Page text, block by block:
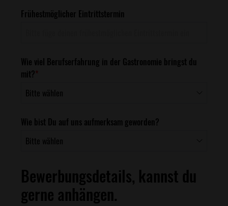
Frühestmöglicher Eintrittstermin
Wie viel Berufserfahrung in der Gastronomie bringst du
mit?*
Wie bist Du auf uns aufmerksam geworden?
Bewerbungsdetails, kannst du
gerne anhängen.